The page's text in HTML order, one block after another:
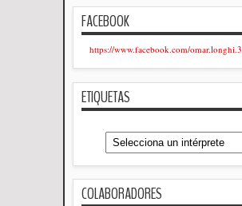
FACEBOOK
https://www.facebook.com/omar.longhi.3
ETIQUETAS
COLABORADORES